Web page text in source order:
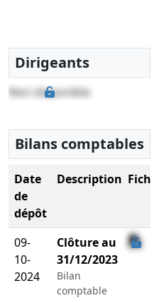
Dirigeants
Non disponible
Bilans comptables
Date
de
dépôt
Description Fichier
09-
10-
2024
Clôture au
31/12/2023
Bilan
comptable